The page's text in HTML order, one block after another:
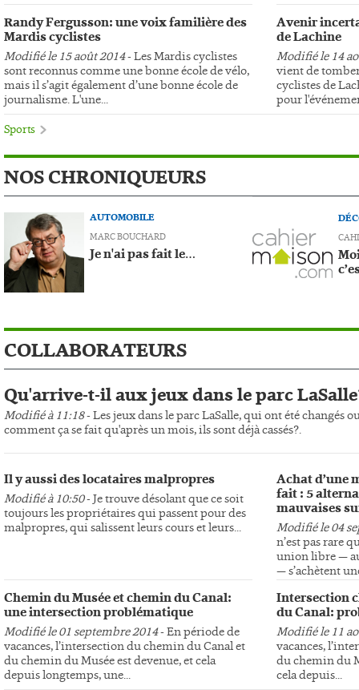
Randy Fergusson: une voix familière des
Mardis cyclistes
Modifié le 15 août 2014- Les Mardis cyclistes
sont reconnus comme une bonne école de vélo,
mais il s’agit également d’une bonne école de
journalisme. L'une...
Avenir
de Lachine
Modifié le 14
vient de
cyclistes de
pour
Sports
NOS CHRONIQUEURS
AUTOMOBILE
MARC BOUCHARD
Je n'ai pas fait le…
COLLABORATEURS
Qu'arrive-t-il aux jeux dans le parc
Modifié à 11:18- Les jeux dans le parc LaSalle, qui ont été changés
comment ça se fait qu'après un mois, ils sont déjà cassés?.
Il y aussi des locataires malpropres
Modifié à 10:50- Je trouve désolant que ce soit
toujours les propriétaires qui passent pour des
malpropres, qui salissent leurs cours et leurs...
Chemin du Musée et chemin du Canal:
une intersection problématique
Modifié le 01 septembre 2014- En période de
vacances, l’intersection du chemin du Canal et
du chemin du Musée est devenue, et cela
depuis longtemps, une...
Achat d’une
fait : 5
mauvaises
Modifié le 04
n’est pas rare
union libre —
— s’achètent
Intersection
du Canal:
Modifié le 11
vacances,
du chemin du
cela depuis...